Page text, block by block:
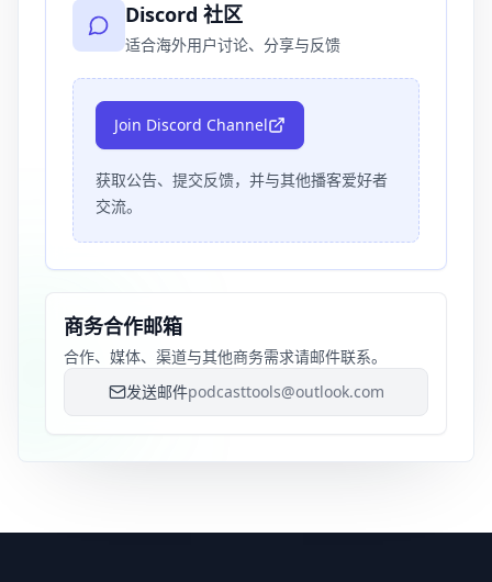
Discord 社区
适合海外用户讨论、分享与反馈
Join Discord Channel
获取公告、提交反馈，并与其他播客爱好者
交流。
商务合作邮箱
合作、媒体、渠道与其他商务需求请邮件联系。
发送邮件podcasttools@outlook.com